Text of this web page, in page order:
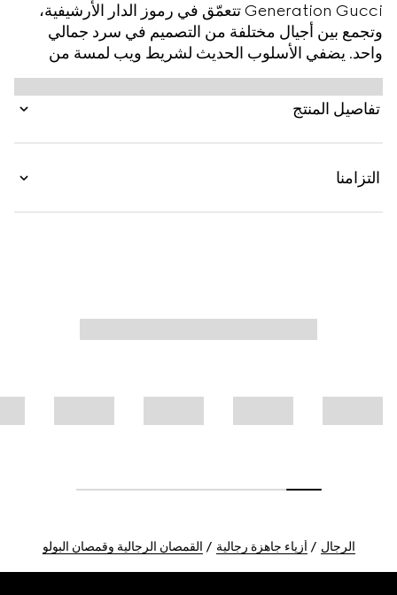
Generation Gucci تتعمّق في رموز الدار الأرشيفية،
وتجمع بين أجيال مختلفة من التصميم في سرد جمالي
واحد. يضفي الأسلوب الحديث لشريط ويب لمسة من
الفخامة على الملابس الجاهزة الأساسية التي تبرز القوام
المرتفع والتفاصيل المعاصرة. صُنع قميص بولو هذا من
قطن جيرسي، ويتميّز بطبعات شريط ويب مع شعار
Gucci.
تفاصيل المنتج
التزامنا
الرجال أزياء جاهزة رجالية القمصان الرجالية وقمصان البولو